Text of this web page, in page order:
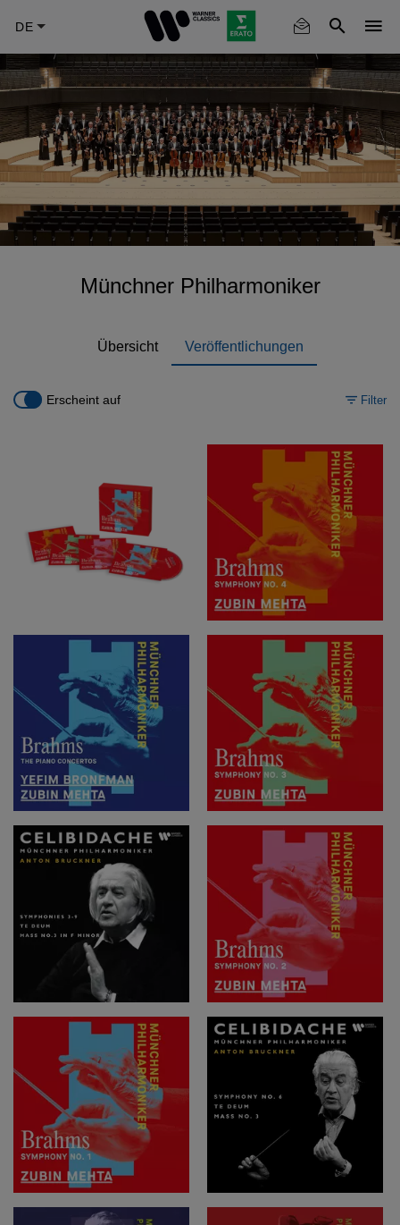
main
content
Münchner Philharmoniker
Übersicht Veröffentlichungen
Erscheint auf Filter